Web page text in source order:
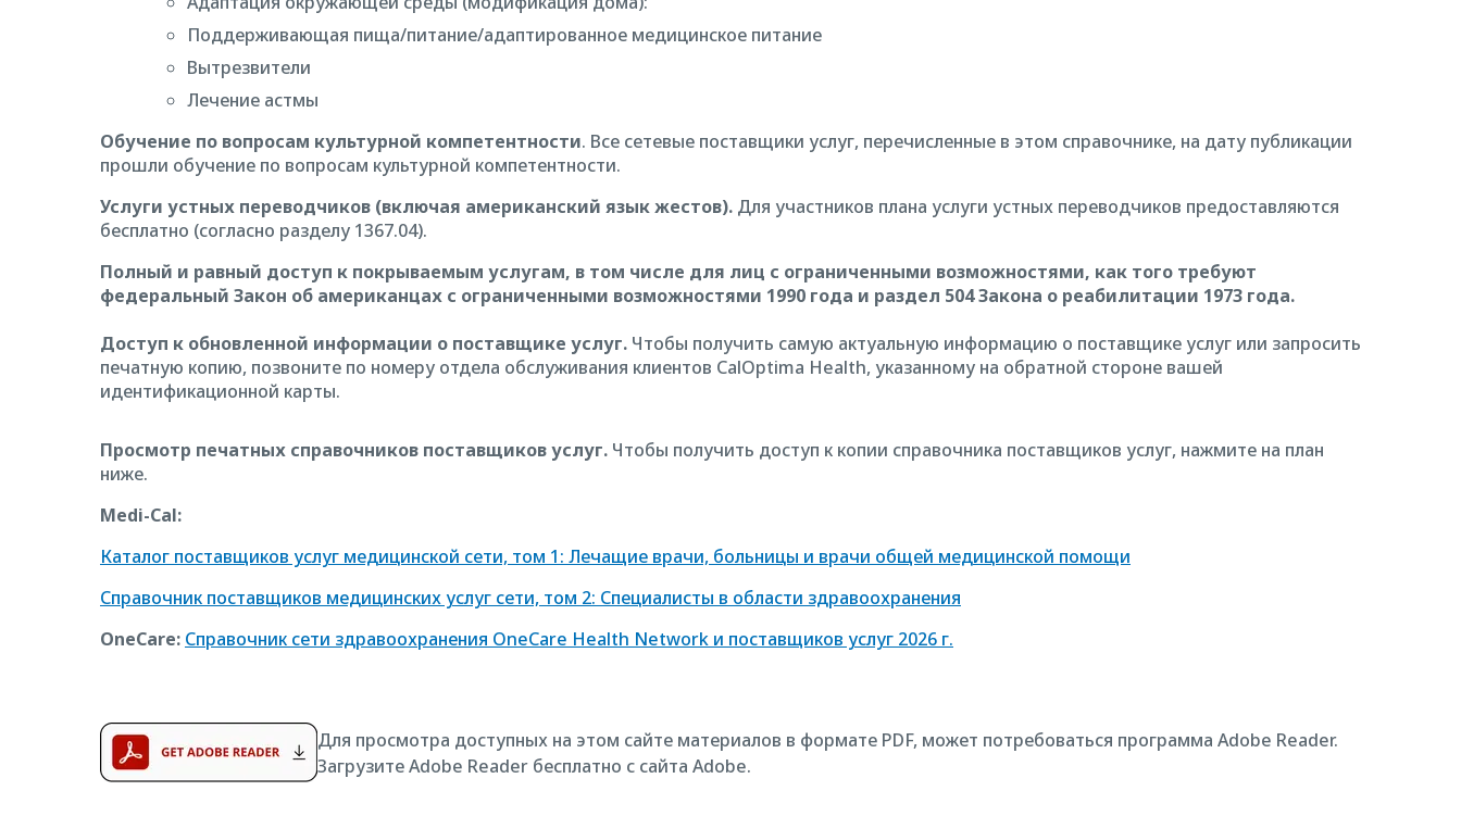
Поддерживающая пища/питание/адаптированное медицинское питание
Вытрезвители
Лечение астмы
Обучение по вопросам культурной компетентности. Все сетевые поставщики услуг, перечисленные в этом справочнике, на дату публикации
прошли обучение по вопросам культурной компетентности.
Услуги устных переводчиков (включая американский язык жестов). Для участников плана услуги устных переводчиков предоставляются
бесплатно (согласно разделу 1367.04).
Полный и равный доступ к покрываемым услугам, в том числе для лиц с ограниченными возможностями, как того требуют
федеральный Закон об американцах с ограниченными возможностями 1990 года и раздел 504 Закона о реабилитации 1973 года.
Доступ к обновленной информации о поставщике услуг. Чтобы получить самую актуальную информацию о поставщике услуг или запросить
печатную копию, позвоните по номеру отдела обслуживания клиентов CalOptima Health, указанному на обратной стороне вашей
идентификационной карты.
Просмотр печатных справочников поставщиков услуг. Чтобы получить доступ к копии справочника поставщиков услуг, нажмите на план
ниже.
Medi-Cal:
Каталог поставщиков услуг медицинской сети, том 1: Лечащие врачи, больницы и врачи общей медицинской помощи
Справочник поставщиков медицинских услуг сети, том 2: Специалисты в области здравоохранения
OneCare: Справочник сети здравоохранения OneCare Health Network и поставщиков услуг 2026 г.
Для просмотра доступных на этом сайте материалов в формате PDF, может потребоваться программа Adobe Reader.
Загрузите Adobe Reader бесплатно с сайта Adobe.